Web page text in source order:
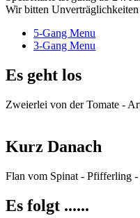
Wir bitten
5-Gang Menu
3-Gang Menu
Es geht los
Zweierlei von der Tomate -
Kurz Danach
Flan vom Spinat - Pfifferling
Es folgt ......